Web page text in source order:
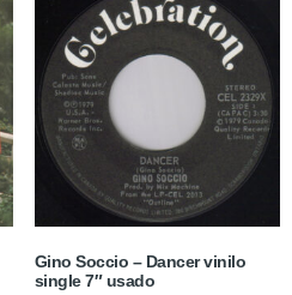
Gino Soccio – Dancer vinilo
single 7″ usado